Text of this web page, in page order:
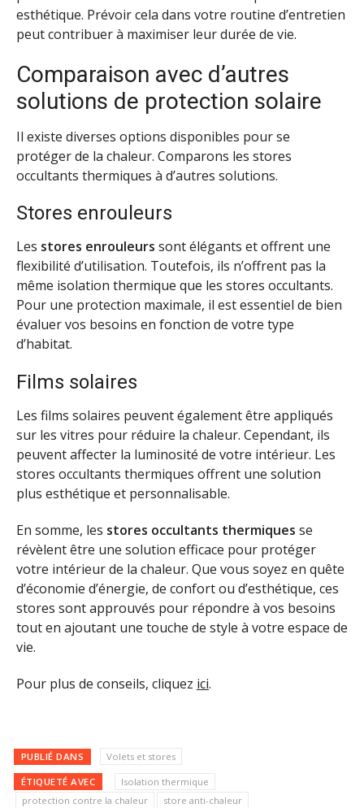
esthétique. Prévoir cela dans votre routine d’entretien
peut contribuer à maximiser leur durée de vie.
Comparaison avec d’autres
solutions de protection solaire
Il existe diverses options disponibles pour se
protéger de la chaleur. Comparons les stores
occultants thermiques à d’autres solutions.
Stores enrouleurs
Les stores enrouleurs sont élégants et offrent une
flexibilité d’utilisation. Toutefois, ils n’offrent pas la
même isolation thermique que les stores occultants.
Pour une protection maximale, il est essentiel de bien
évaluer vos besoins en fonction de votre type
d’habitat.
Films solaires
Les films solaires peuvent également être appliqués
sur les vitres pour réduire la chaleur. Cependant, ils
peuvent affecter la luminosité de votre intérieur. Les
stores occultants thermiques offrent une solution
plus esthétique et personnalisable.
En somme, les stores occultants thermiques se
révèlent être une solution efficace pour protéger
votre intérieur de la chaleur. Que vous soyez en quête
d’économie d’énergie, de confort ou d’esthétique, ces
stores sont approuvés pour répondre à vos besoins
tout en ajoutant une touche de style à votre espace de
vie.
Pour plus de conseils, cliquez ici.
PUBLIÉ DANS Volets et stores
ÉTIQUETÉ AVEC
Isolation thermique
protection contre la chaleur
store anti-chaleur